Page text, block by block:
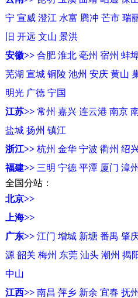
宁 宣威 澄江 水富 腾冲 芒市 瑞
旧 开远 文山 景洪
安徽>> 合肥 淮北 亳州 宿州 蚌
芜湖 宣城 铜陵 池州 安庆 黄山
明光 广德 宁国
江苏>> 常州 嘉兴 连云港 南京
盐城 扬州 镇江
浙江>> 杭州 金华 宁波 衢州 绍
福建>> 三明 宁德 平潭 厦门 漳州
全国分站：
北京>>
上海>>
广东>> 江门 增城 新塘 番禺 肇
源 韶关 梅州 东莞 汕头 潮州 揭
中山
江西>> 南昌 萍乡 新余 宜春 抚州